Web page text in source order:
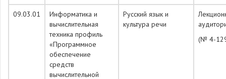
09.03.01
Информатика и
вычислительная
техника профиль
«Программное
обеспечение
средств
вычислительной
Русский язык и
культура речи
(№ 4-